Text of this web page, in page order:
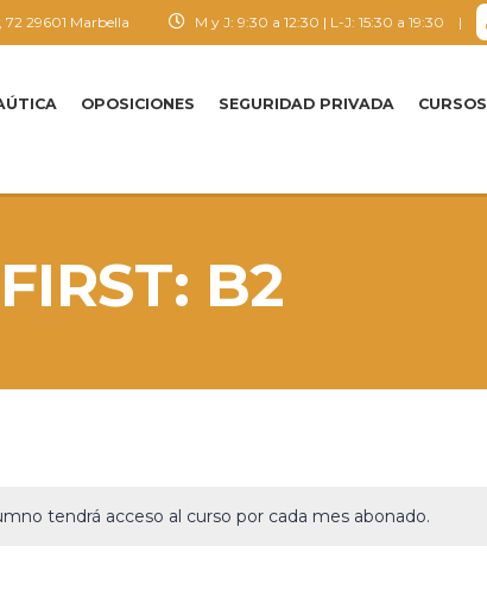
M y J: 9:30 a 12:30 | L-J: 15:30 a 19:30 |
72 29601 Marbella
OPOSICIONES SEGURIDAD PRIVADA CURSOS
B2
tendrá acceso al curso por cada mes abonado.